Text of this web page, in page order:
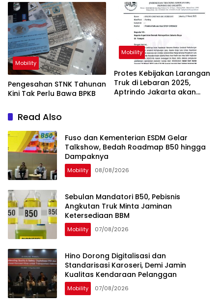
Mobility
Pengesahan STNK Tahunan
Kini Tak Perlu Bawa BPKB
Mobility
Protes Kebijakan Larangan
Truk di Lebaran 2025,
Aptrindo Jakarta akan
Read Also
Fuso dan Kementerian ESDM Gelar
Talkshow, Bedah Roadmap B50 hingga
Dampaknya
Mobility 08/08/2026
Sebulan Mandatori B50, Pebisnis
Angkutan Truk Minta Jaminan
Ketersediaan BBM
Mobility 07/08/2026
Hino Dorong Digitalisasi dan
Standarisasi Karoseri, Demi Jamin
Kualitas Kendaraan Pelanggan
Mobility 07/08/2026